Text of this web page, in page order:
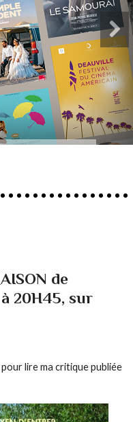
de
20H45, sur
lire ma critique publiée